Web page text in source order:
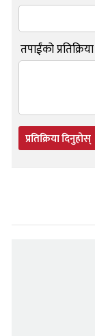
तपाईंको प्रतिक्रिया
प्रतिक्रिया दिनुहोस्